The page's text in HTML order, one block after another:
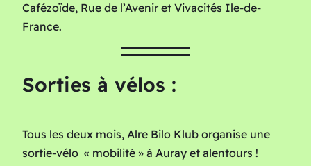
Cafézoïde, Rue de l’Avenir et Vivacités Ile-de-
France.
Sorties à vélos :
Tous les deux mois, Alre Bilo Klub organise une
sortie-vélo « mobilité » à Auray et alentours !